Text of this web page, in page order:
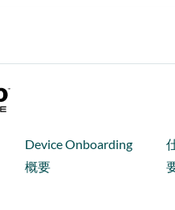
Device Onboarding
概要